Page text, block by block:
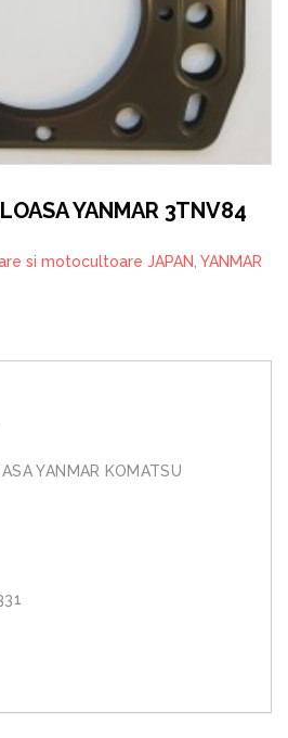
YANMAR 3TNV84
si motocultoare JAPAN, YANMAR
YANMAR KOMATSU